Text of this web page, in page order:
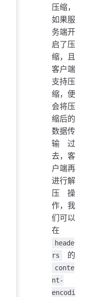
压缩，
如果服
务端开
启了压
缩，且
客户端
支持压
缩，便
会将压
缩后的
数据传
输过
去，客
户端再
进行解
压操
作，我
们可以
在
heade
rs
的
conte
nt-
encodi